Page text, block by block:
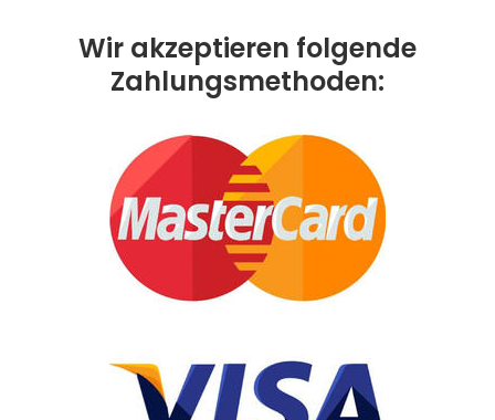
Wir akzeptieren folgende
Zahlungsmethoden: